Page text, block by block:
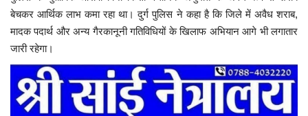
बेचकर आर्थिक लाभ कमा रहा था। दुर्ग पुलिस ने कहा है कि जिले में अवैध शराब,
मादक पदार्थ और अन्य गैरकानूनी गतिविधियों के खिलाफ अभियान आगे भी लगातार
जारी रहेगा।